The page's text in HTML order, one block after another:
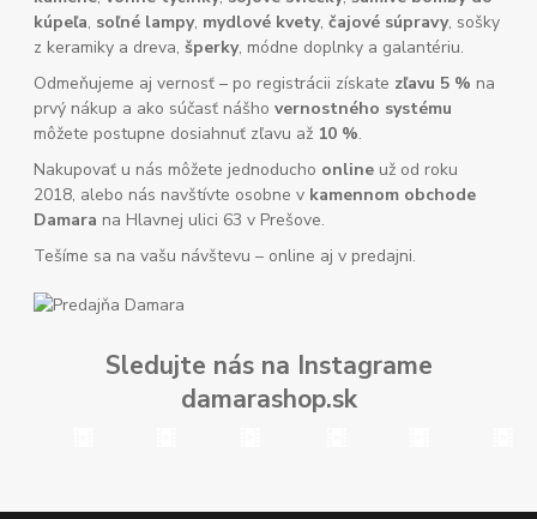
kúpeľa, soľné lampy, mydlové kvety,čajové súpravy, sošky
z keramiky a dreva,šperky, módne doplnky a galantériu.
Odmeňujeme aj vernosť – po registrácii získate zľavu 5 % na
prvý nákup a ako súčasť nášhovernostného systému
môžete postupne dosiahnuť zľavu až 10 %.
Nakupovať u nás môžete jednoducho online už od roku
2018, alebo nás navštívte osobne v kamennom obchode
Damara na Hlavnej ulici 63 v Prešove.
Tešíme sa na vašu návštevu – online aj v predajni.
Sledujte nás na Instagrame
damarashop.sk